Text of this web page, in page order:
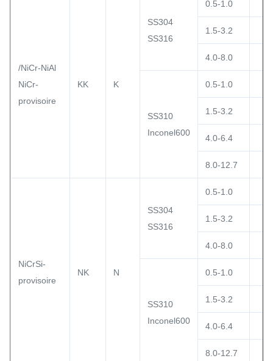
/NiCr-NiAl
NiCr-
provisoire
KK K
SS304
SS316
0.5-1.0
1.5-3.2
4.0-8.0
SS310
Inconel600
0.5-1.0
1.5-3.2
4.0-6.4
8.0-12.7
NiCrSi-
provisoire
NK N
SS304
SS316
0.5-1.0
1.5-3.2
4.0-8.0
SS310
Inconel600
0.5-1.0
1.5-3.2
4.0-6.4
8.0-12.7